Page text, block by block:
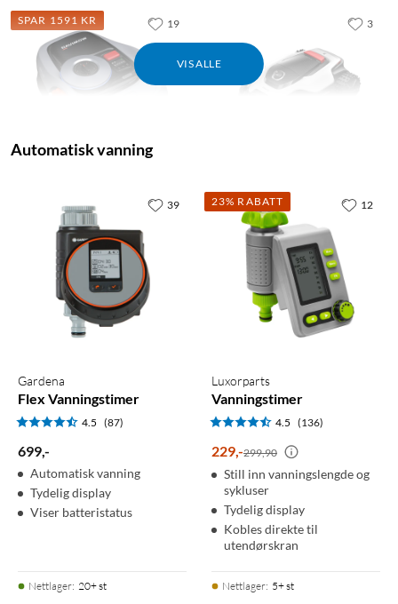
VIS ALLE
SPAR 1591 KR
Navimow i105e
robotgressklipper
4.5 (172)
10 490,-
Rask innstilling uten tråd
Unngå kollisjon med
19
Dreame
A3 AWD 1000
Robotgressklipper
3.5 (8)
25 990,-
360° 3D LiDAR og AI-
kartlegging
Kantklipping under 5 cm
med EdgeMaster
3
Automatisk vanning
Gardena
Flex Vanningstimer
4.5 (87)
699,-
Automatisk vanning
Tydelig display
Viser batteristatus
Nettlager: 20+ st
39 23% RABATT
Luxorparts
Vanningstimer
4.5 (136)
229,-299,90
Still inn vanningslengde og
sykluser
Tydelig display
Kobles direkte til
utendørskran
Nettlager: 5+ st
12